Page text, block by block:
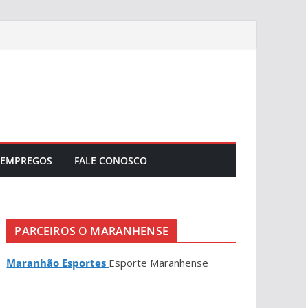
EMPREGOS FALE CONOSCO
PARCEIROS O MARANHENSE
Maranhão Esportes Esporte Maranhense